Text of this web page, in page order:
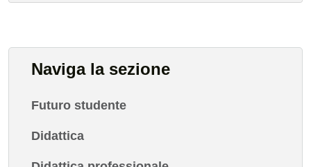
Naviga la sezione
Futuro studente
Didattica